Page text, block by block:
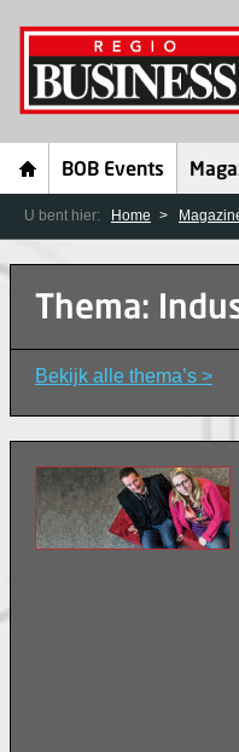
BOB Events
U bent hier: Home
Thema:
Bekijk alle thema’s >